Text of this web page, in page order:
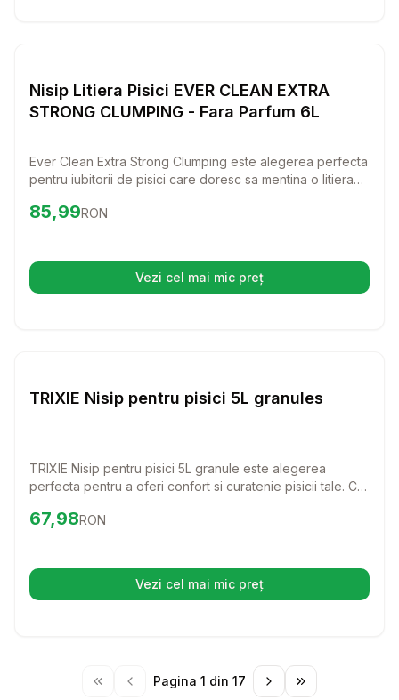
Nisip si Litiere
Nisip Litiera Pisici EVER CLEAN EXTRA
STRONG CLUMPING - Fara Parfum 6L
Ever Clean Extra Strong Clumping este alegerea perfecta
pentru iubitorii de pisici care doresc sa mentina o litiera
fara parfum, acest nisip este ideal pentru pisicile
Preț:85.99
85,99RON
Vezi cel mai mic preț(se deschide într-o filă nouă)
Nisip si Litiere
TRIXIE Nisip pentru pisici 5L granules
TRIXIE Nisip pentru pisici 5L granule este alegerea
perfecta pentru a oferi confort si curatenie pisicii tale. Cu
face viata mai usoara si mai placuta atat pentru tine, cat si
Preț:67.98
67,98RON
Vezi cel mai mic preț(se deschide într-o filă nouă)
Pagina 1 din 17